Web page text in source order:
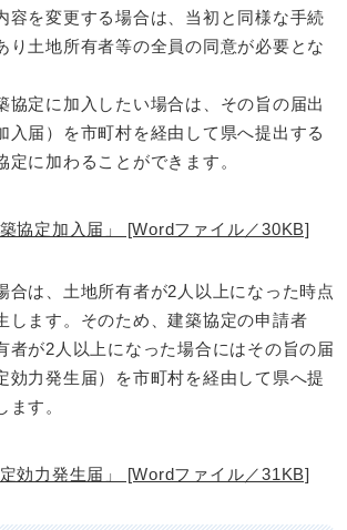
容を変更する場合は、当初と同様な手続
り土地所有者等の全員の同意が必要とな
協定に加入したい場合は、その旨の届出
入届）を市町村を経由して県へ提出する
定に加わることができます。
協定加入届」 [Wordファイル／30KB]
合は、土地所有者が2人以上になった時点
します。そのため、建築協定の申請者
者が2人以上になった場合にはその旨の届
効力発生届）を市町村を経由して県へ提
ます。
定効力発生届」 [Wordファイル／31KB]